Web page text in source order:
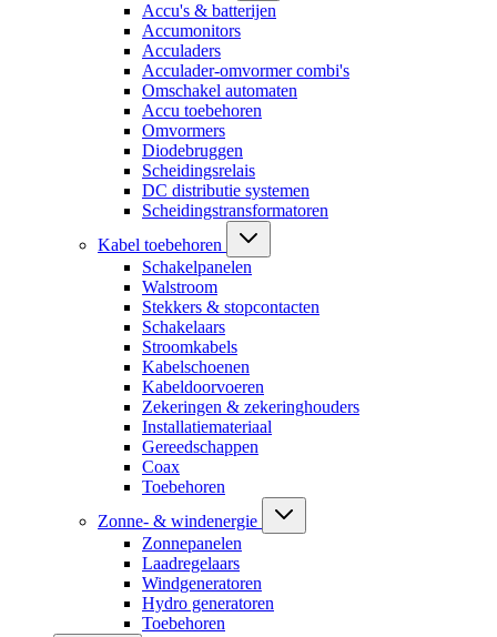
Accu's & batterijen
Accumonitors
Acculaders
Acculader-omvormer combi's
Omschakel automaten
Accu toebehoren
Omvormers
Diodebruggen
Scheidingsrelais
DC distributie systemen
Scheidingstransformatoren
Kabel toebehoren
Schakelpanelen
Walstroom
Stekkers & stopcontacten
Schakelaars
Stroomkabels
Kabelschoenen
Kabeldoorvoeren
Zekeringen & zekeringhouders
Installatiemateriaal
Gereedschappen
Coax
Toebehoren
Zonne- & windenergie
Zonnepanelen
Laadregelaars
Windgeneratoren
Hydro generatoren
Toebehoren